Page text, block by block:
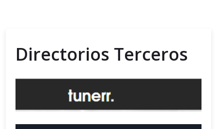
Directorios Terceros